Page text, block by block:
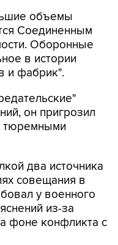
объемы
Соединенным
Оборонные
в истории
и фабрик".
он пригрозил
тюремными
два источника
совещания в
у военного
из-за
фоне конфликта с